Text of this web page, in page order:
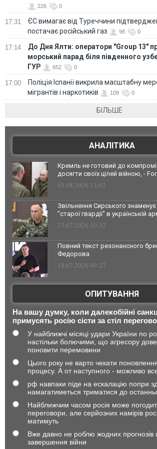
226 0
17:31
ЄС вимагає від Туреччини
постачає російський газ
98 0
17:14
До Дня Ялти: оператори "Group 13"
морський парад біля південного
ГУР
652 0
17:00
Поліція Іспанії викрила масштабну
мігрантів і наркотиків
109 0
БІЛЬШЕ
АНАЛІТИКА
Кремль не готовий до
досягти своїх цілей війною, -
03.08.2026 13:02
Звільнення Сирського знаменує
"старої гвардії" в українській
23.07.2026 10:32
Повний текст резонансного
Федорова
18.07.2026 09:27
ОПИТУВАННЯ
На вашу думку, коли далекобійні
примусять росію сісти за стіл
У найближчі місяці удари України по
настільки болючими, що агресору
поновити перемовини
Цього року не варто чекати
процесу. А от наступного - можливо
рф навпаки піде на ескалацію попри
намагатиметься триматися до
Найближчим часом росія може
переговори, але серйозних намірів
матимуть
Вже давно не роблю жодних
завершення війни